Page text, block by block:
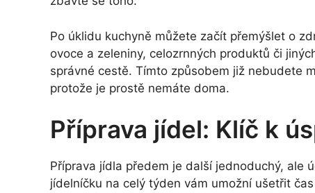
Po úklidu kuchyně můžete začít přemýšlet o
ovoce a zeleniny, celozrnných produktů či
správné cestě. Tímto způsobem již nebudete
protože je prostě nemáte doma.
Příprava jídel: Klíč k
Příprava jídla předem je další jednoduchý, ale
jídelníčku na celý týden vám umožní ušetřit